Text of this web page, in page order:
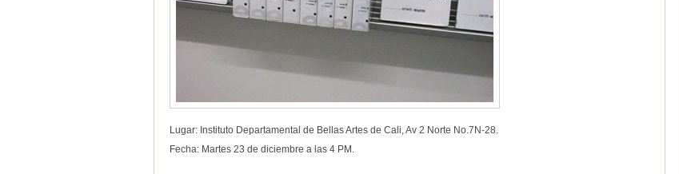
Lugar: Instituto Departamental de Bellas Artes de Cali, Av 2 Norte No.7N-28.
Fecha: Martes 23 de diciembre a las 4 PM.